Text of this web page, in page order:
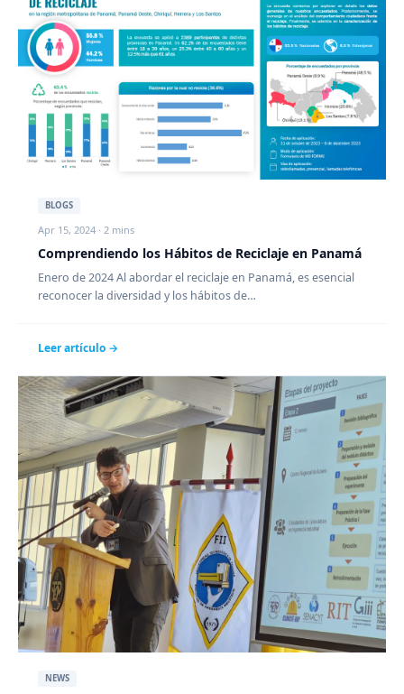
BLOGS
Apr 15, 2024 · 2 mins
Comprendiendo los Hábitos de Reciclaje en Panamá
Enero de 2024 Al abordar el reciclaje en Panamá, es esencial
reconocer la diversidad y los hábitos de…
Leer artículo →
NEWS